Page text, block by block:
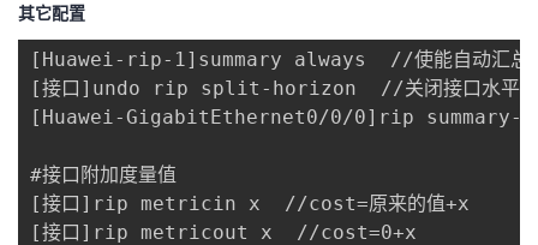
其它配置
[Huawei-rip-1]summary always  //使能自动汇总
[接口]undo rip split-horizon  //关闭接口水平分
[Huawei-GigabitEthernet0/0/0]rip summary-
#接口附加度量值
[接口]rip metricin x  //cost=原来的值+x
[接口]rip metricout x  //cost=0+x